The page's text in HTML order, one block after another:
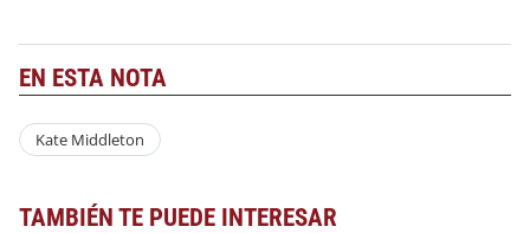
EN ESTA NOTA
Kate Middleton
TAMBIÉN TE PUEDE INTERESAR